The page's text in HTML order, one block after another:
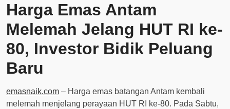
Harga Emas Antam
Melemah Jelang HUT RI ke-
80, Investor Bidik Peluang
Baru
emasnaik.com – Harga emas batangan Antam kembali
melemah menjelang perayaan HUT RI ke-80. Pada Sabtu,